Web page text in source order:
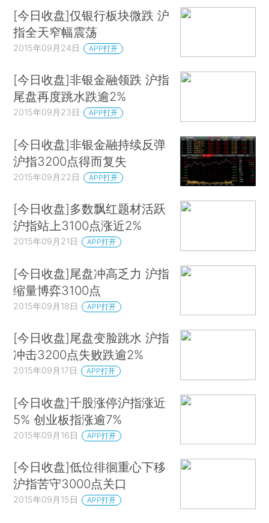
[今日收盘]仅银行板块微跌 沪
指全天窄幅震荡
2015年09月24日 APP打开
[今日收盘]非银金融领跌 沪指
尾盘再度跳水跌逾2%
2015年09月23日 APP打开
[今日收盘]非银金融持续反弹
沪指3200点得而复失
2015年09月22日 APP打开
[今日收盘]多数飘红题材活跃
沪指站上3100点涨近2%
2015年09月21日 APP打开
[今日收盘]尾盘冲高乏力 沪指
缩量博弈3100点
2015年09月18日 APP打开
[今日收盘]尾盘变脸跳水 沪指
冲击3200点失败跌逾2%
2015年09月17日 APP打开
[今日收盘]千股涨停沪指涨近
5% 创业板指涨逾7%
2015年09月16日 APP打开
[今日收盘]低位徘徊重心下移
沪指苦守3000点关口
2015年09月15日 APP打开